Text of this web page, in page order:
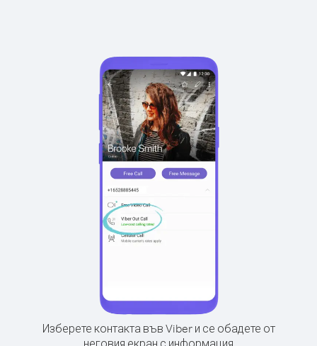
Изберете контакта във Viber и се обадете от
неговия екран с информация